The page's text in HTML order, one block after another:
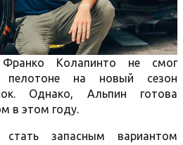
Франко Колапинто не смог
на новый сезон
Однако, Альпин готова
в этом году.
запасным вариантом